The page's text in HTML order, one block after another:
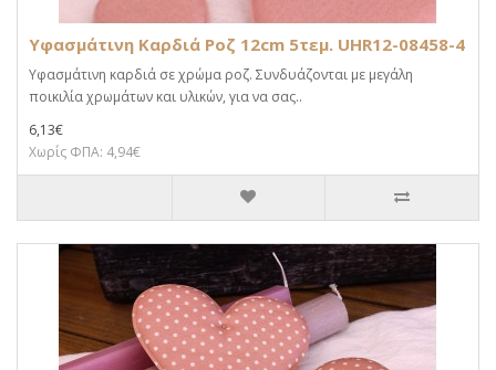
Υφασμάτινη Καρδιά Ροζ 12cm 5τεμ. UHR12-08458-4
Υφασμάτινη καρδιά σε χρώμα ροζ. Συνδυάζονται με μεγάλη
ποικιλία χρωμάτων και υλικών, για να σας..
6,13€
Χωρίς ΦΠΑ: 4,94€